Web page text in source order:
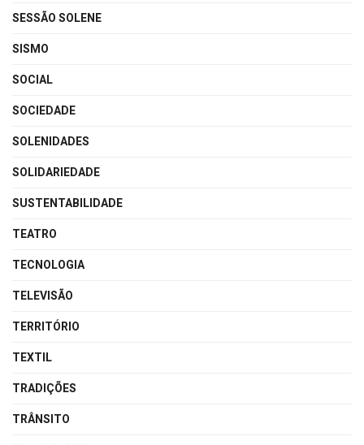
SESSÃO SOLENE
SISMO
SOCIAL
SOCIEDADE
SOLENIDADES
SOLIDARIEDADE
SUSTENTABILIDADE
TEATRO
TECNOLOGIA
TELEVISÃO
TERRITÓRIO
TEXTIL
TRADIÇÕES
TRÂNSITO